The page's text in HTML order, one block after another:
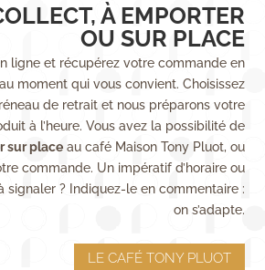
À EMPORTER
OU SUR PLACE
ligne et récupérez votre commande en
moment qui vous convient. Choisissez
de retrait et nous préparons votre
à l’heure. Vous avez la possibilité de
sur placeau café Maison Tony Pluot, ou
commande. Un impératif d’horaire ou
signaler ? Indiquez-le en commentaire :
on s’adapte.
LE CAFÉ TONY PLUOT